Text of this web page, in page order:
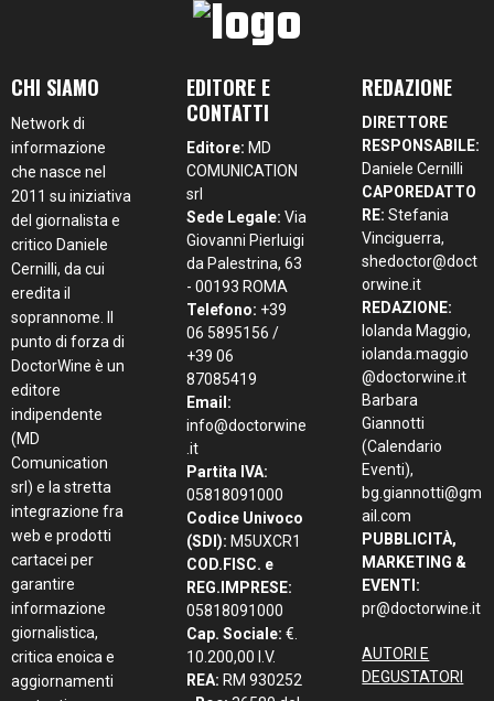
CHI SIAMO
Network di
informazione
che nasce nel
2011 su iniziativa
del giornalista e
critico Daniele
Cernilli, da cui
eredita il
soprannome. Il
punto di forza di
DoctorWine è un
editore
indipendente
(MD
Comunication
srl) e la stretta
integrazione fra
web e prodotti
cartacei per
garantire
informazione
giornalistica,
critica enoica e
aggiornamenti
EDITORE E
CONTATTI
Editore: MD
COMUNICATION
srl
Sede Legale: Via
Giovanni Pierluigi
da Palestrina, 63
- 00193 ROMA
Telefono: +39
06 5895156 /
+39 06
87085419
Email:
info@doctorwine
.it
Partita IVA:
05818091000
Codice Univoco
(SDI): M5UXCR1
COD.FISC. e
REG.IMPRESE:
05818091000
Cap. Sociale: €.
10.200,00 I.V.
REA: RM 930252
REDAZIONE
DIRETTORE
RESPONSABILE:
Daniele Cernilli
CAPOREDATTO
RE: Stefania
Vinciguerra,
shedoctor@doct
orwine.it
REDAZIONE:
Iolanda Maggio,
iolanda.maggio
@doctorwine.it
Barbara
Giannotti
(Calendario
Eventi),
bg.giannotti@gm
ail.com
PUBBLICITÀ,
MARKETING &
EVENTI:
pr@doctorwine.it
AUTORI E
DEGUSTATORI